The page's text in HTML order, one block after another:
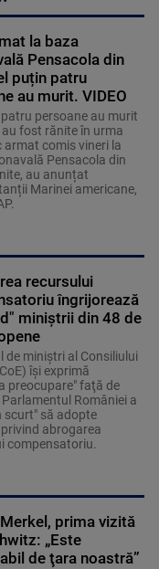
la baza
Pensacola din
puțin patru
au murit. VIDEO
persoane au murit
au fost rănite în urma
armat comis vineri la
Pensacola din
au anunțat
Marinei americane,
recursului
îngrijorează
miniștrii din 48 de
de miniştri al Consiliului
îşi exprimă
preocupare" faţă de
României a
scurt" să adopte
abrogarea
compensatoriu.
prima vizită
„Este
de ţara noastră”